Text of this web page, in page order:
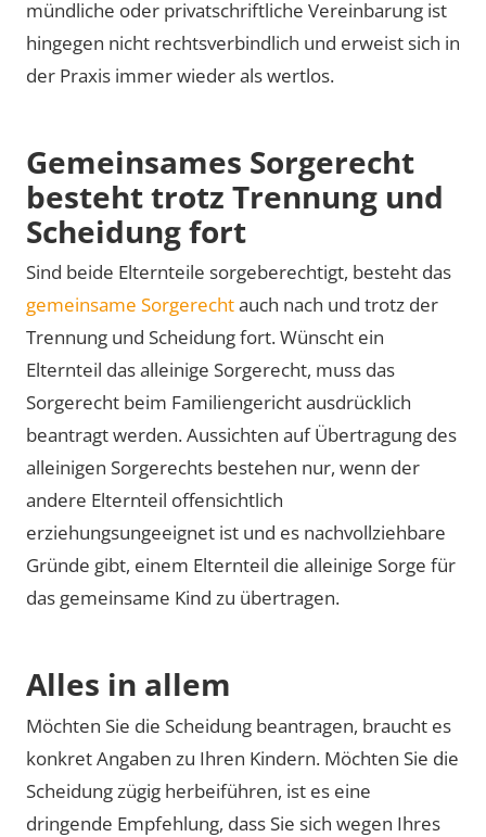
mündliche oder privatschriftliche Vereinbarung ist
hingegen nicht rechtsverbindlich und erweist sich in
der Praxis immer wieder als wertlos.
Gemeinsames Sorgerecht
besteht trotz Trennung und
Scheidung fort
Sind beide Elternteile sorgeberechtigt, besteht das
gemeinsame Sorgerechtauch nach und trotz der
Trennung und Scheidung fort. Wünscht ein
Elternteil das alleinige Sorgerecht, muss das
Sorgerecht beim Familiengericht ausdrücklich
beantragt werden. Aussichten auf Übertragung des
alleinigen Sorgerechts bestehen nur, wenn der
andere Elternteil offensichtlich
erziehungsungeeignet ist und es nachvollziehbare
Gründe gibt, einem Elternteil die alleinige Sorge für
das gemeinsame Kind zu übertragen.
Alles in allem
Möchten Sie die Scheidung beantragen, braucht es
konkret Angaben zu Ihren Kindern. Möchten Sie die
Scheidung zügig herbeiführen, ist es eine
dringende Empfehlung, dass Sie sich wegen Ihres